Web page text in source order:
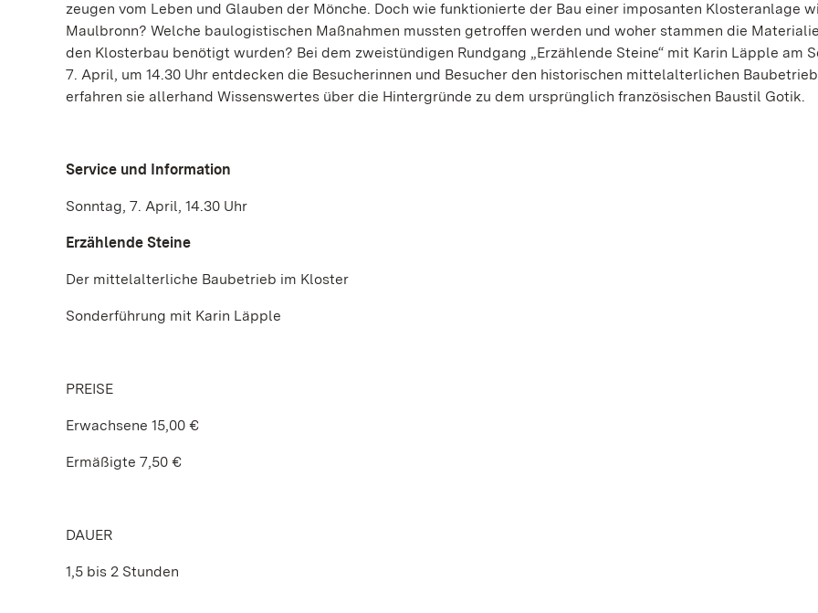
zeugen vom Leben und Glauben der Mönche. Doch wie funktionierte der Bau einer imposanten Klosteranlage
Maulbronn? Welche baulogistischen Maßnahmen mussten getroffen werden und woher stammen die
den Klosterbau benötigt wurden? Bei dem zweistündigen Rundgang „Erzählende Steine“ mit Karin Läpple am
7. April, um 14.30 Uhr entdecken die Besucherinnen und Besucher den historischen mittelalterlichen
erfahren sie allerhand Wissenswertes über die Hintergründe zu dem ursprünglich französischen Baustil Gotik.
Service und Information
Sonntag, 7. April, 14.30 Uhr
Erzählende Steine
Der mittelalterliche Baubetrieb im Kloster
Sonderführung mit Karin Läpple
PREISE
Erwachsene 15,00 €
Ermäßigte 7,50 €
DAUER
1,5 bis 2 Stunden